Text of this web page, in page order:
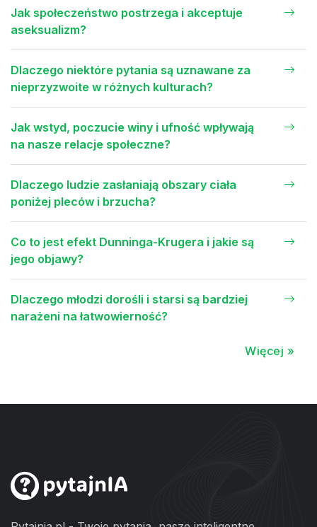
Jak społeczeństwo postrzega i akceptuje
aseksualizm?
Dlaczego niektóre pytania są uznawane za
nieprzyzwoite w różnych kulturach?
Jak wstyd, poczucie winy i ufność wpływają
na nasze relacje społeczne?
Dlaczego ludzie zasłaniają obszary ciała
poniżej pleców i brzucha?
Co to jest efekt Dunninga-Krugera i jakie są
jego objawy?
Dlaczego młodzi dorośli i starsi są bardziej
narażeni na łatwowierność?
Więcej »